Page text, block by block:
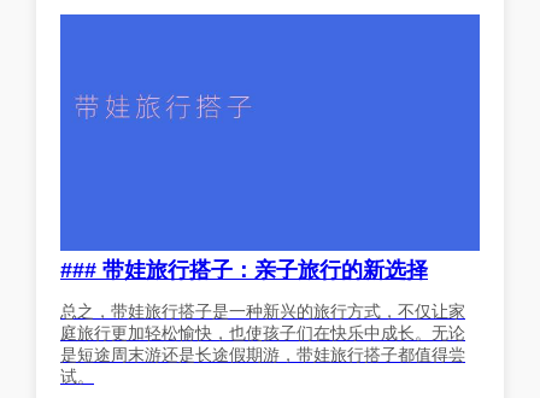
### 带娃旅行搭子：亲子旅行的新选择
总之，带娃旅行搭子是一种新兴的旅行方式，不仅让家
庭旅行更加轻松愉快，也使孩子们在快乐中成长。无论
是短途周末游还是长途假期游，带娃旅行搭子都值得尝
试。